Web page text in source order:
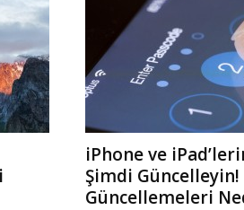
iPhone ve
Şimdi Güncelleyin!
Güncellemeleri